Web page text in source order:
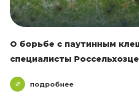
О борьбе с паутинным
специалисты
подробнее